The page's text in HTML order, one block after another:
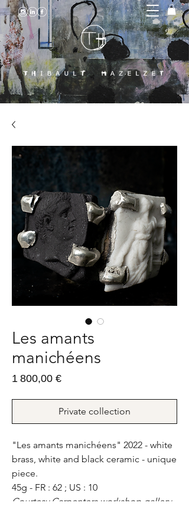
Les amants
manichéens
1 800,00 €Prix
Private collection
"Les amants manichéens" 2022 - white
brass, white and black ceramic - unique
piece.
45g - FR : 62 ; US : 10
Courtesy Carpenters workshop gallery